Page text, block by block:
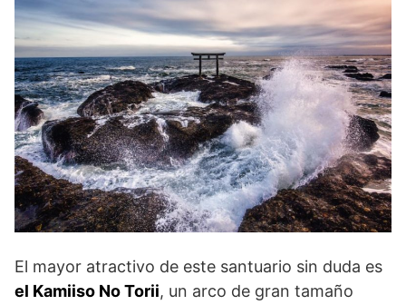
El mayor atractivo de este santuario sin duda es
el Kamiiso No Torii, un arco de gran tamaño